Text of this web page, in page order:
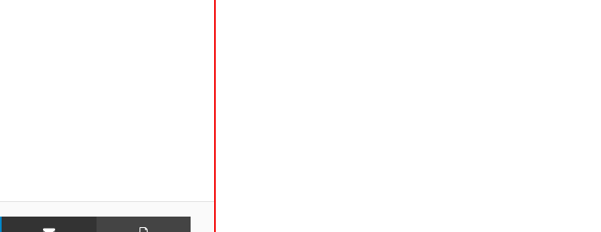
Telegram Share via Email Print